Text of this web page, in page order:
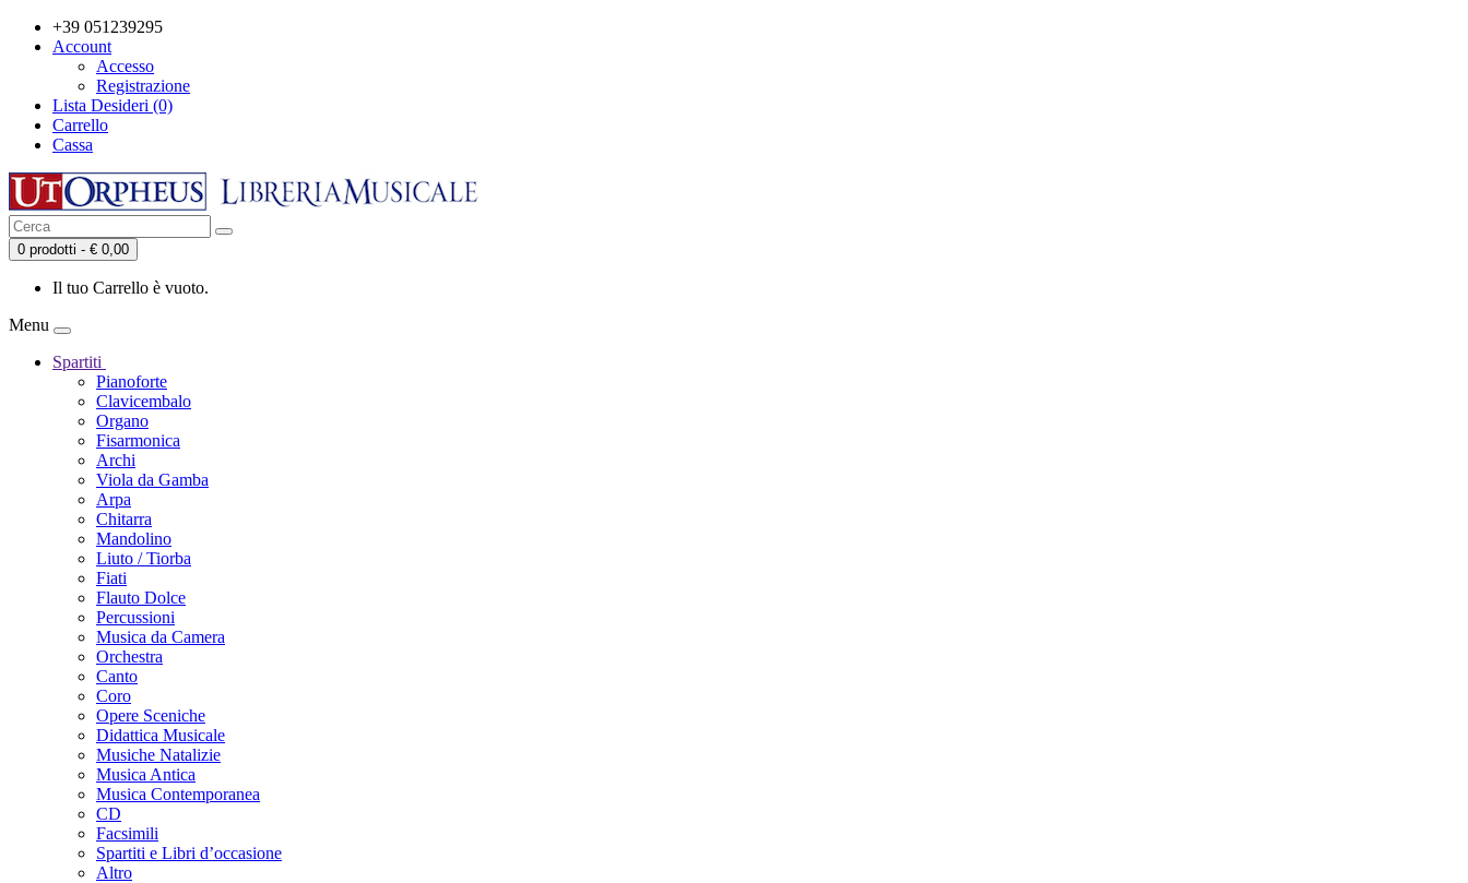
+39 051239295
Account
Accesso
Registrazione
Lista Desideri (0)
Carrello
Cassa
0 prodotti - € 0,00
Il tuo Carrello è vuoto.
Menu
Spartiti
Pianoforte
Clavicembalo
Organo
Fisarmonica
Archi
Viola da Gamba
Arpa
Chitarra
Mandolino
Liuto / Tiorba
Fiati
Flauto Dolce
Percussioni
Musica da Camera
Orchestra
Canto
Coro
Opere Sceniche
Didattica Musicale
Musiche Natalizie
Musica Antica
Musica Contemporanea
CD
Facsimili
Spartiti e Libri d’occasione
Altro